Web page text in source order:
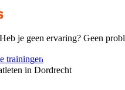
je geen ervaring? Geen
trainingen
in Dordrecht